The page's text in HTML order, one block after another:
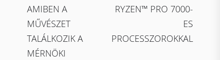
AMIBEN A
MŰVÉSZET
TALÁLKOZIK A
MÉRNÖKI
RYZEN™ PRO 7000-
ES
PROCESSZOROKKAL